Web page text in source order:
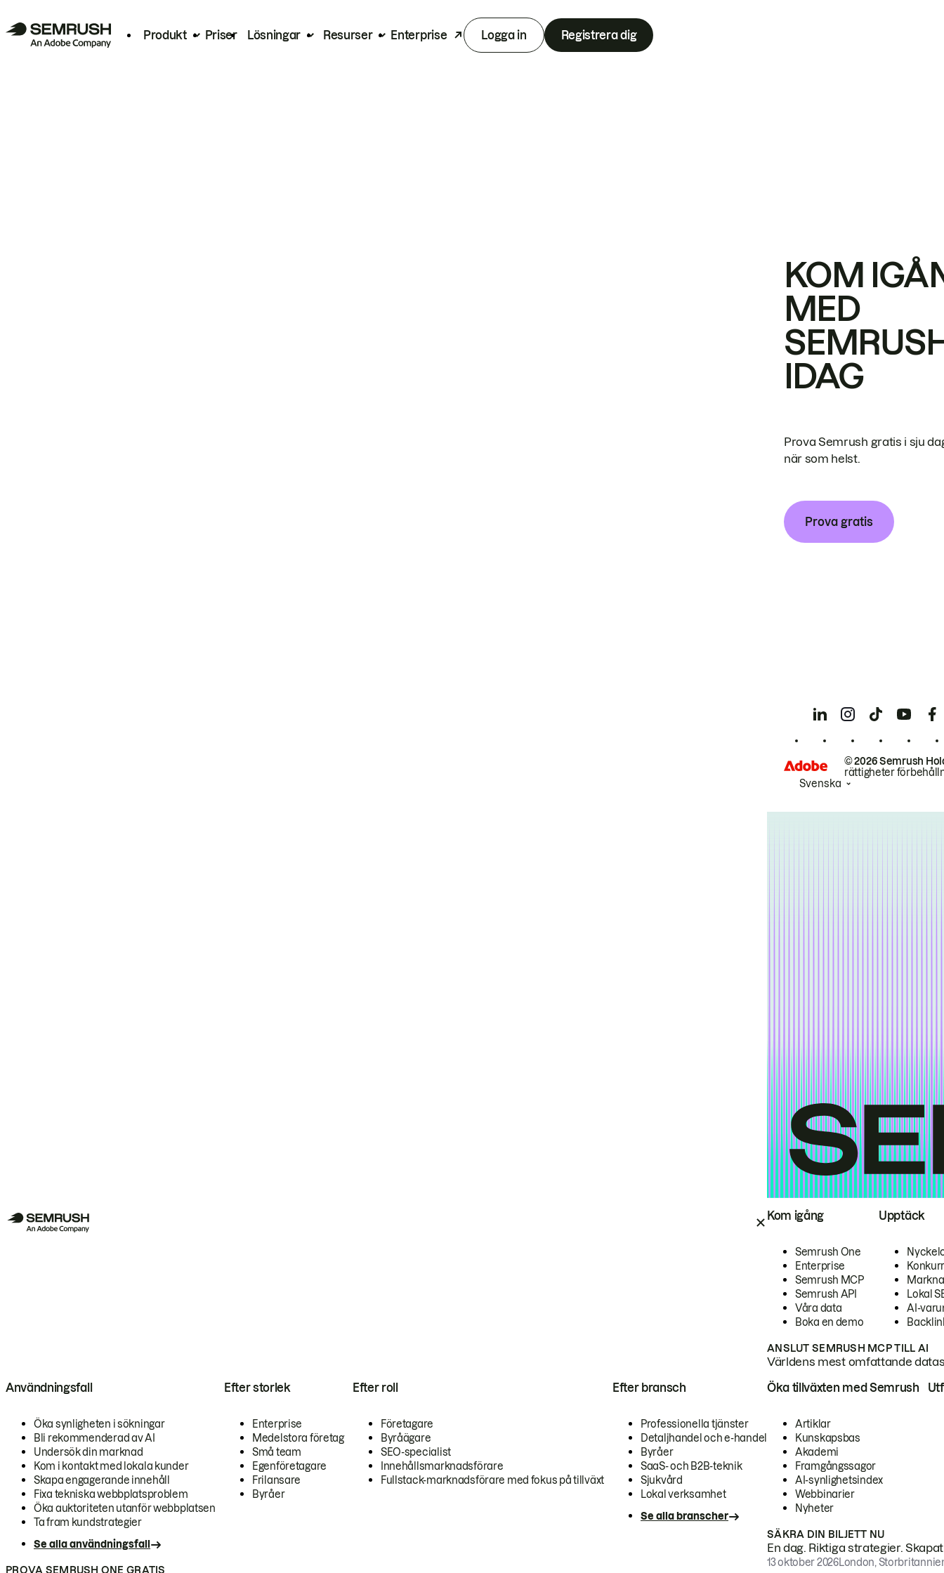
Produkt Priser Lösningar Resurser Enterprise Logga in Registrera dig
Kom igång
Semrush One
Enterprise
Semrush MCP
Semrush API
Våra data
Boka en demo
Upptäck
Lokal
AI-
ANSLUT SEMRUSH MCP TILL AI
Världens mest omfattande
Användningsfall
Öka synligheten i sökningar
Bli rekommenderad av AI
Undersök din marknad
Kom i kontakt med lokala kunder
Skapa engagerande innehåll
Fixa tekniska webbplatsproblem
Öka auktoriteten utanför webbplatsen
Ta fram kundstrategier
Se alla användningsfall
Efter storlek
Enterprise
Medelstora företag
Små team
Egenföretagare
Frilansare
Byråer
Efter roll
Företagare
Byråägare
SEO-specialist
Innehållsmarknadsförare
Fullstack-marknadsförare med fokus på tillväxt
Efter bransch
Professionella tjänster
Detaljhandel och e-handel
Byråer
SaaS- och B2B-teknik
Sjukvård
Lokal verksamhet
Se alla branscher
PROVA SEMRUSH ONE GRATIS
Öka tillväxten med Semrush
Artiklar
Kunskapsbas
Akademi
Framgångssagor
AI-synlighetsindex
Webbinarier
Nyheter
SÄKRA DIN BILJETT NU
En dag. Riktiga strategier.
13 oktober 2026London,
KOM
MED
IDAG
Prova Semrush gratis i sju
när som helst.
Prova gratis
© 2026 Semrush
rättigheter
Svenska